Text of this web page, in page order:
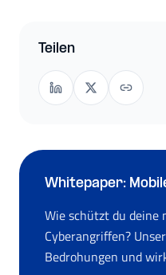
Teilen
Whitepaper:
Wie schützt du deine
Cyberangriffen?
Bedrohungen und